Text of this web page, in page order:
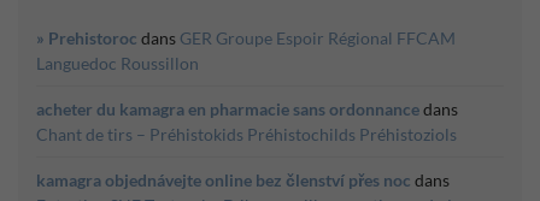
» Prehistoroc dans GER Groupe Espoir Régional FFCAM
Languedoc Roussillon
acheter du kamagra en pharmacie sans ordonnancedans
Chant de tirs – Préhistokids Préhistochilds Préhistoziols
kamagra objednávejte online bez členství přes noc dans